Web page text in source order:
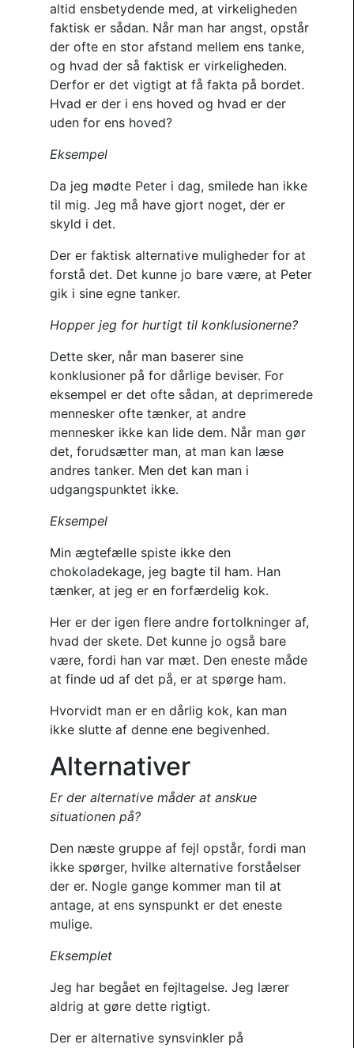
altid ensbetydende med, at virkeligheden
faktisk er sådan. Når man har angst, opstår
der ofte en stor afstand mellem ens tanke,
og hvad der så faktisk er virkeligheden.
Derfor er det vigtigt at få fakta på bordet.
Hvad er der i ens hoved og hvad er der
uden for ens hoved?
Eksempel
Da jeg mødte Peter i dag, smilede han ikke
til mig. Jeg må have gjort noget, der er
skyld i det.
Der er faktisk alternative muligheder for at
forstå det. Det kunne jo bare være, at Peter
gik i sine egne tanker.
Hopper jeg for hurtigt til konklusionerne?
Dette sker, når man baserer sine
konklusioner på for dårlige beviser. For
eksempel er det ofte sådan, at deprimerede
mennesker ofte tænker, at andre
mennesker ikke kan lide dem. Når man gør
det, forudsætter man, at man kan læse
andres tanker. Men det kan man i
udgangspunktet ikke.
Eksempel
Min ægtefælle spiste ikke den
chokoladekage, jeg bagte til ham. Han
tænker, at jeg er en forfærdelig kok.
Her er der igen flere andre fortolkninger af,
hvad der skete. Det kunne jo også bare
være, fordi han var mæt. Den eneste måde
at finde ud af det på, er at spørge ham.
Hvorvidt man er en dårlig kok, kan man
ikke slutte af denne ene begivenhed.
Alternativer
Er der alternative måder at anskue
situationen på?
Den næste gruppe af fejl opstår, fordi man
ikke spørger, hvilke alternative forståelser
der er. Nogle gange kommer man til at
antage, at ens synspunkt er det eneste
mulige.
Eksemplet
Jeg har begået en fejltagelse. Jeg lærer
aldrig at gøre dette rigtigt.
Der er alternative synsvinkler på